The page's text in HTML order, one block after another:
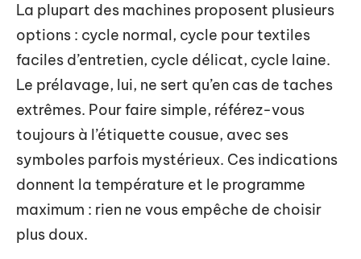
La plupart des machines proposent plusieurs
options : cycle normal, cycle pour textiles
faciles d’entretien, cycle délicat, cycle laine.
Le prélavage, lui, ne sert qu’en cas de taches
extrêmes. Pour faire simple, référez-vous
toujours à l’étiquette cousue, avec ses
symboles parfois mystérieux. Ces indications
donnent la température et le programme
maximum : rien ne vous empêche de choisir
plus doux.